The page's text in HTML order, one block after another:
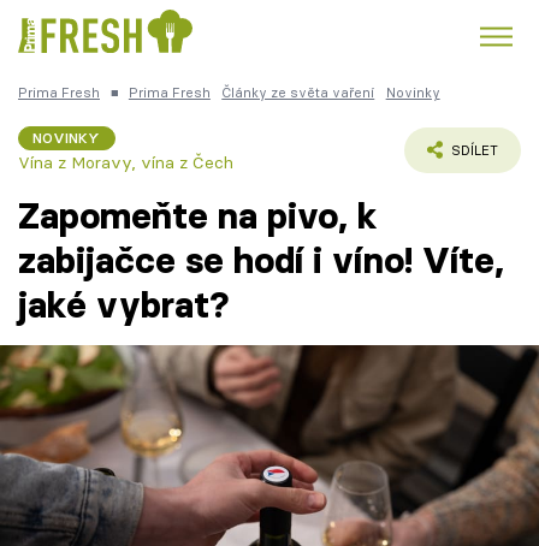
Česká kuchyně Čokoláda
Témata
Recepty
Články
TV Program
Prima Fresh ■ Prima Fresh Články ze světa vaření Novinky
NOVINKY
Vína z Moravy, vína z Čech
SDÍLET
Zapomeňte na pivo, k
zabijačce se hodí i víno! Víte,
jaké vybrat?